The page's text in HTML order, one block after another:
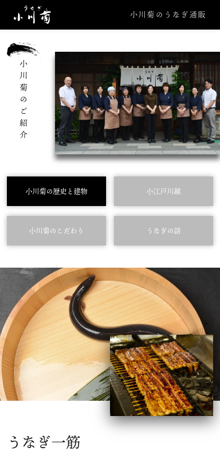
小川菊のうなぎ通販
小川菊のご紹介
小川菊の歴史と建物 小江戸川越
小川菊のこだわり うなぎの話
うなぎ一筋